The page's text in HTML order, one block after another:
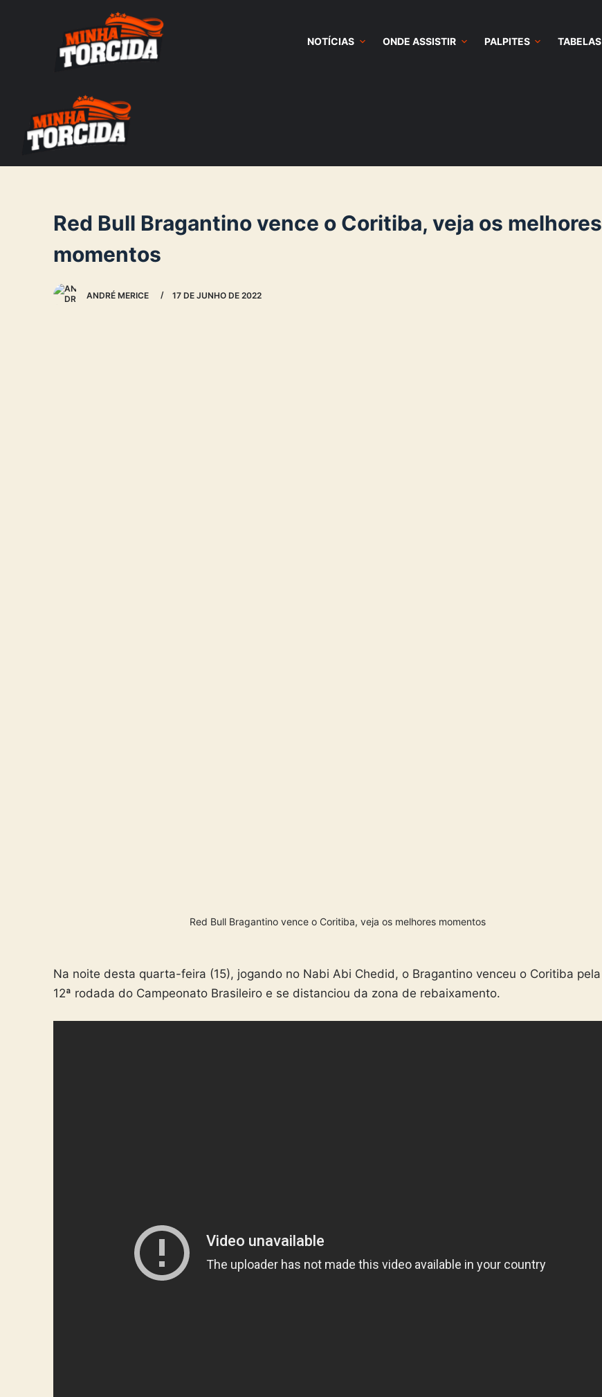
NOTÍCIAS ONDE ASSISTIR PALPITES TABELAS
Red Bull Bragantino vence o Coritiba, veja os melhores
momentos
ANDRÉ MERICE 17 DE JUNHO DE 2022
Red Bull Bragantino vence o Coritiba, veja os melhores momentos
Na noite desta quarta-feira (15), jogando no Nabi Abi Chedid, o Bragantino venceu o Coritiba pela
12ª rodada do Campeonato Brasileiro e se distanciou da zona de rebaixamento.